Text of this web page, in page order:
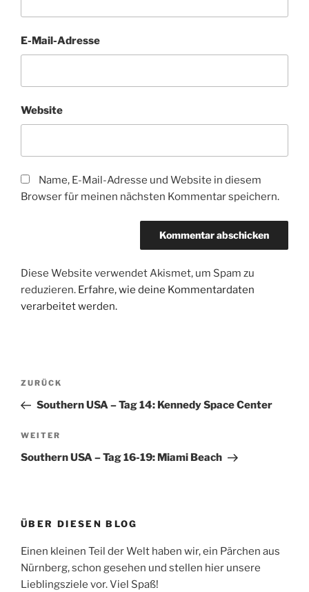
E-Mail-Adresse
Website
Name, E-Mail-Adresse und Website in diesem
Browser für meinen nächsten Kommentar speichern.
Diese Website verwendet Akismet, um Spam zu
reduzieren. Erfahre, wie deine Kommentardaten
verarbeitet werden.
Beitragsnavigation
Vorheriger
Beitrag
ZURÜCK
Southern USA – Tag 14: Kennedy Space Center
Nächster
Beitrag
WEITER
Southern USA – Tag 16-19: Miami Beach
ÜBER DIESEN BLOG
Einen kleinen Teil der Welt haben wir, ein Pärchen aus
Nürnberg, schon gesehen und stellen hier unsere
Lieblingsziele vor. Viel Spaß!